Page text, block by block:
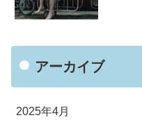
アーカイブ
2025年4月